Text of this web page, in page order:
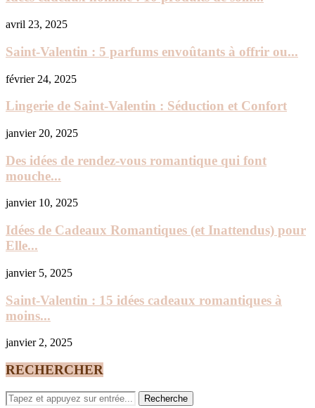
avril 23, 2025
Saint-Valentin : 5 parfums envoûtants à offrir ou...
février 24, 2025
Lingerie de Saint-Valentin : Séduction et Confort
janvier 20, 2025
Des idées de rendez-vous romantique qui font
mouche...
janvier 10, 2025
Idées de Cadeaux Romantiques (et Inattendus) pour
Elle...
janvier 5, 2025
Saint-Valentin : 15 idées cadeaux romantiques à
moins...
janvier 2, 2025
RECHERCHER